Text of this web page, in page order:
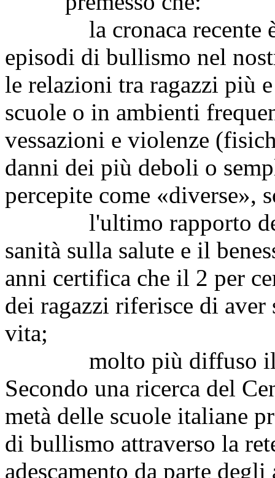
la cronaca recente è
episodi di bullismo nel
le relazioni tra ragazzi più
scuole o in ambienti
vessazioni e violenze
danni dei più deboli o
percepite come «diverse»,
l'ultimo rapporto
sanità sulla salute e il
anni certifica che il 2 per
dei ragazzi riferisce di
vita;
molto più diffuso il
Secondo una ricerca del
metà delle scuole italiane
di bullismo attraverso la
adescamento da parte